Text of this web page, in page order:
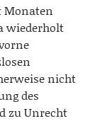
wiederholt
nicht
des
zu Unrecht